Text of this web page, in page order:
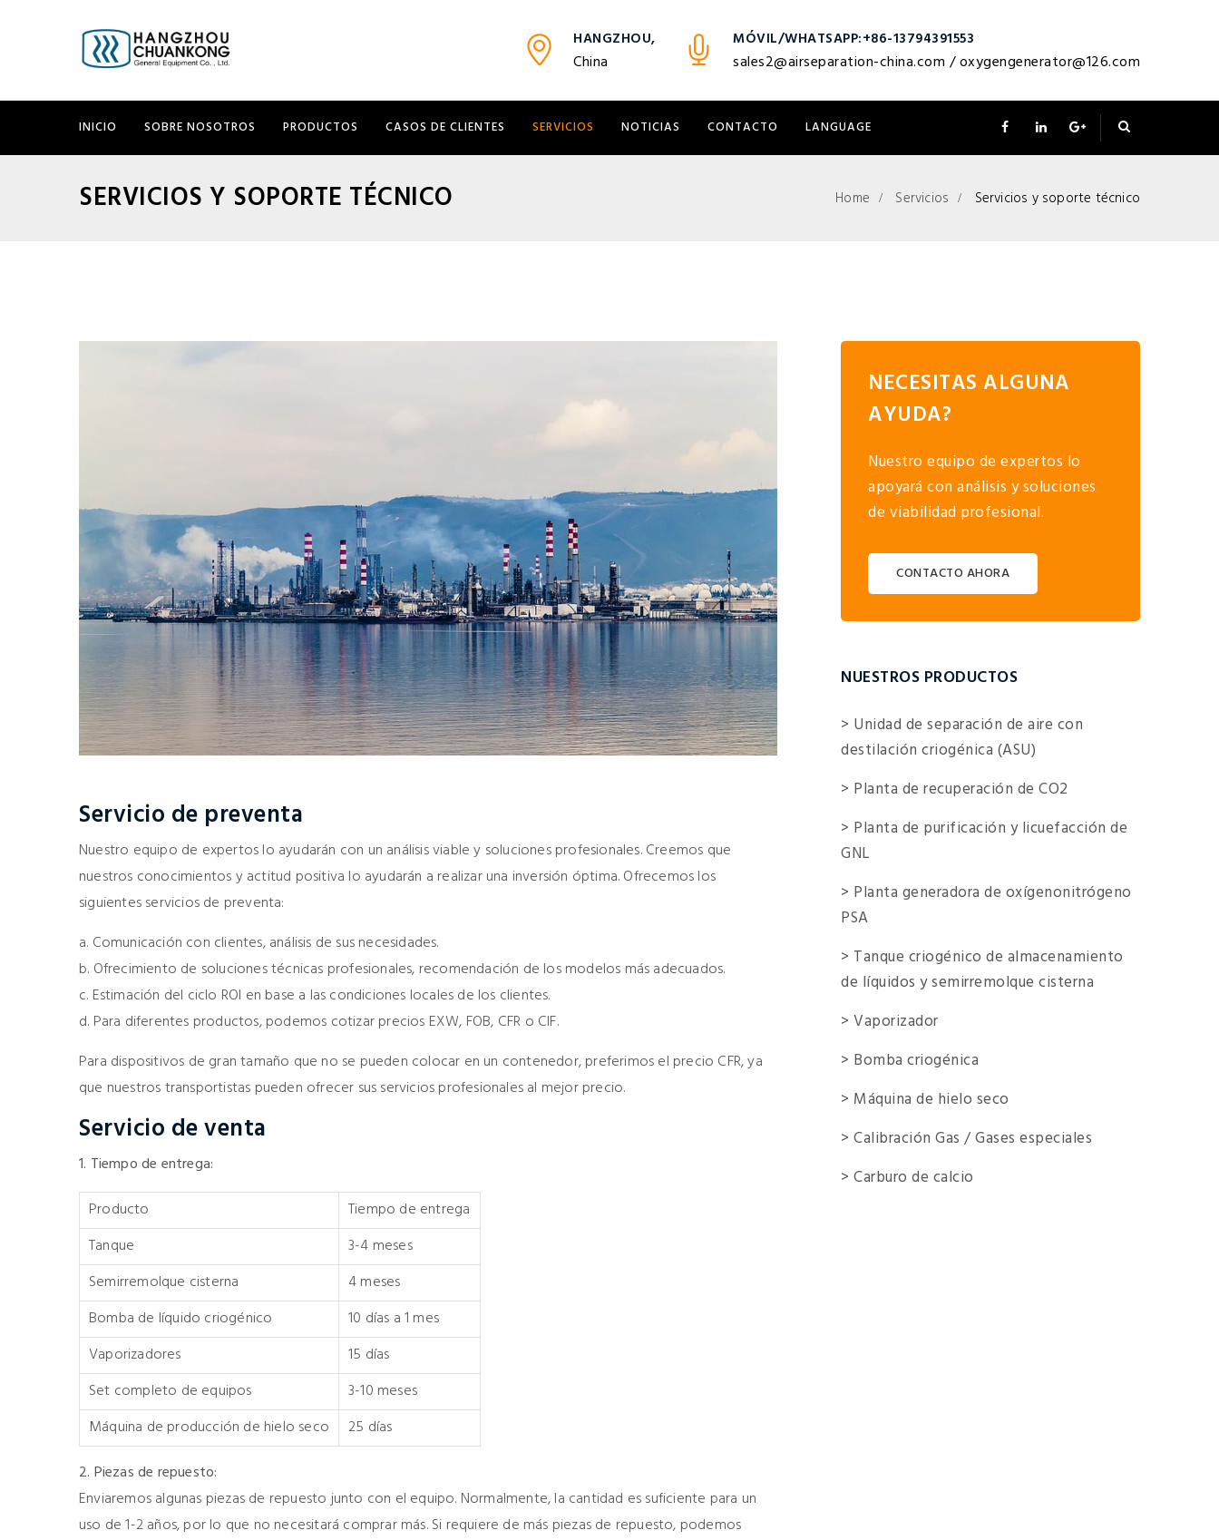
HANGZHOU,
China
MÓVIL/WHATSAPP:+86-13794391553
sales2@airseparation-china.com /oxygengenerator@126.com
INICIO SOBRE NOSOTROS PRODUCTOS CASOS DE CLIENTES SERVICIOS NOTICIAS CONTACTO LANGUAGE
SERVICIOS Y SOPORTE TÉCNICO Home Servicios Servicios y soporte técnico
Servicio de preventa
Nuestro equipo de expertos lo ayudarán con un análisis viable y soluciones profesionales. Creemos que
nuestros conocimientos y actitud positiva lo ayudarán a realizar una inversión óptima. Ofrecemos los
siguientes servicios de preventa:
a. Comunicación con clientes, análisis de sus necesidades.
b. Ofrecimiento de soluciones técnicas profesionales, recomendación de los modelos más adecuados.
c. Estimación del ciclo ROI en base a las condiciones locales de los clientes.
d. Para diferentes productos, podemos cotizar precios EXW, FOB, CFR o CIF.
Para dispositivos de gran tamaño que no se pueden colocar en un contenedor, preferimos el precio CFR, ya
que nuestros transportistas pueden ofrecer sus servicios profesionales al mejor precio.
Servicio de venta
1. Tiempo de entrega:
Producto
Tiempo de entrega
Tanque
3-4 meses
Semirremolque cisterna
4 meses
Bomba de líquido criogénico
10 días a 1 mes
Vaporizadores
15 días
Set completo de equipos
3-10 meses
Máquina de producción de hielo seco
25 días
2. Piezas de repuesto:
Enviaremos algunas piezas de repuesto junto con el equipo. Normalmente, la cantidad es suficiente para un
uso de 1-2 años, por lo que no necesitará comprar más. Si requiere de más piezas de repuesto, podemos
NECESITAS ALGUNA
AYUDA?
Nuestro equipo de expertos lo
apoyará con análisis y soluciones
de viabilidad profesional.
CONTACTO AHORA
NUESTROS PRODUCTOS
> Unidad de separación de aire con
destilación criogénica (ASU)
> Planta de recuperación de CO2
> Planta de purificación y licuefacción de
GNL
> Planta generadora de oxígenonitrógeno
PSA
> Tanque criogénico de almacenamiento
de líquidos y semirremolque cisterna
> Vaporizador
> Bomba criogénica
> Máquina de hielo seco
> Calibración Gas / Gases especiales
> Carburo de calcio